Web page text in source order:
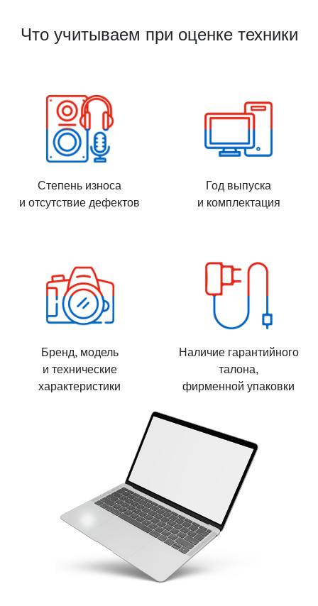
Что учитываем при оценке техники
Степень износа
и отсутствие дефектов
Год выпуска
и комплектация
Бренд, модель
и технические
характеристики
Наличие гарантийного
талона,
фирменной упаковки